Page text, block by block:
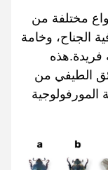
مختلفة من
الجناح، وخامة
الطيفي من
المورفولوجية